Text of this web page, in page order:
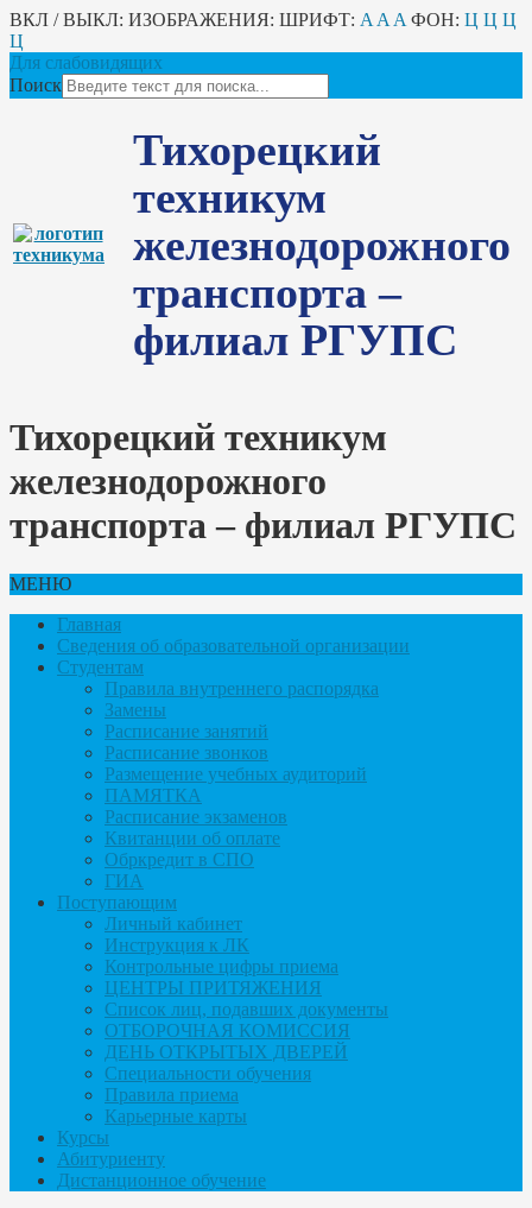
ВКЛ / ВЫКЛ: ИЗОБРАЖЕНИЯ: ШРИФТ: A A A ФОН: Ц Ц Ц
Ц
Для слабовидящих
Поиск
Тихорецкий
техникум
железнодорожного
транспорта –
филиал РГУПС
Тихорецкий техникум
железнодорожного
транспорта – филиал РГУПС
МЕНЮ
Главная
Сведения об образовательной организации
Студентам
Правила внутреннего распорядка
Замены
Расписание занятий
Расписание звонков
Размещение учебных аудиторий
ПАМЯТКА
Расписание экзаменов
Квитанции об оплате
Обркредит в СПО
ГИА
Поступающим
Личный кабинет
Инструкция к ЛК
Контрольные цифры приема
ЦЕНТРЫ ПРИТЯЖЕНИЯ
Список лиц, подавших документы
ОТБОРОЧНАЯ КОМИССИЯ
ДЕНЬ ОТКРЫТЫХ ДВЕРЕЙ
Специальности обучения
Правила приема
Карьерные карты
Курсы
Абитуриенту
Дистанционное обучение